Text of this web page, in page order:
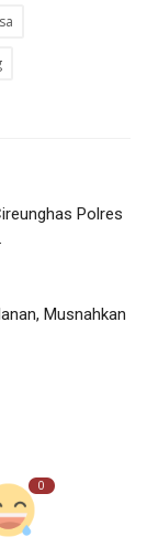
Polres
Musnahkan
0